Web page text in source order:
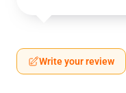
Write your review